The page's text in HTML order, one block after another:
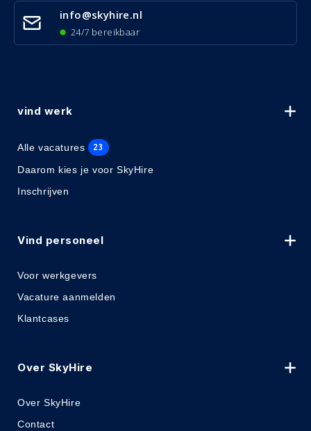
info@skyhire.nl
24/7 bereikbaar
vind werk
Alle vacatures 23
Daarom kies je voor SkyHire
Inschrijven
Vind personeel
Voor werkgevers
Vacature aanmelden
Klantcases
Over SkyHire
Over SkyHire
Contact